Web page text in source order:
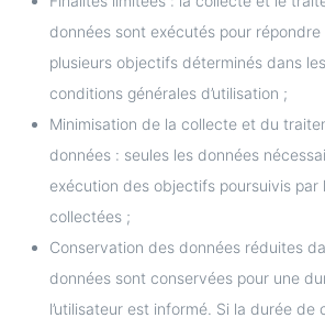
données sont exécutés pour répondre
plusieurs objectifs déterminés dans
conditions générales d’utilisation ;
Minimisation de la collecte et du
données : seules les données
exécution des objectifs poursuivis par
collectées ;
Conservation des données réduites
données sont conservées pour une
l’utilisateur est informé. Si la durée de